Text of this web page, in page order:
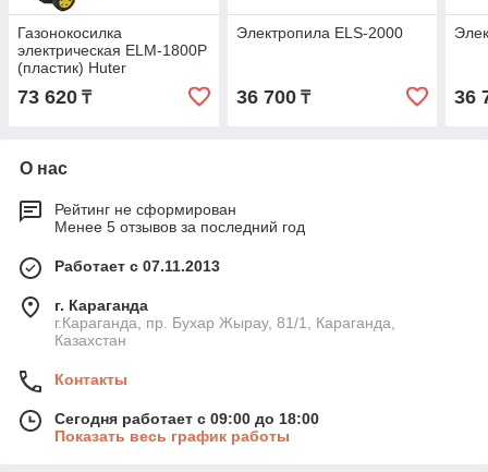
Газонокосилка
электрическая ELM-1800P
(пластик) Huter
73 620 ₸
Электропила ELS-2000
36 700₸ 36
О нас
Рейтинг не сформирован
Менее 5 отзывов за последний год
Работает с 07.11.2013
г. Караганда
г.Караганда, пр. Бухар Жырау, 81/1, Караганда,
Казахстан
Контакты
Сегодня работает с 09:00 до 18:00
Показать весь график работы